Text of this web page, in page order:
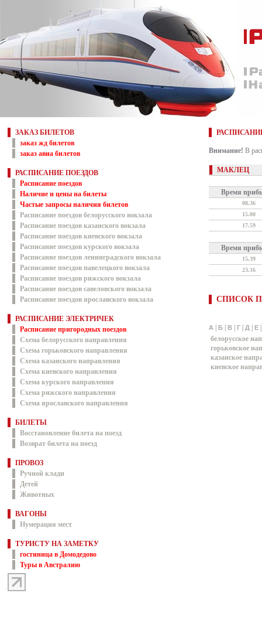
ЗАКАЗ БИЛЕТОВ
заказ жд билетов
заказ авиа билетов
РАСПИСАНИЕ ПОЕЗДОВ
Расписание поездов
Наличие и цены на билеты
Частые запросы наличия билетов
Расписание поездов белорусского вокзала
Расписание поездов казанского вокзала
Расписание поездов киевского вокзала
Расписание поездов курского вокзала
Расписание поездов ленинградского вокзала
Расписание поездов павелецкого вокзала
Расписание поездов рижского вокзала
Расписание поездов савеловского вокзала
Расписание поездов ярославского вокзала
РАСПИСАНИЕ ЭЛЕКТРИЧЕК
Расписание пригородных поездов
Схема белорусского направления
Схема горьковского направления
Схема казанского направления
Схема киевского направления
Схема курского направления
Схема рижского направления
Схема ярославского направления
БИЛЕТЫ
Восстановление билета на поезд
Возврат билета на поезд
ПРОВОЗ
Ручной клади
Детей
Животных
ВАГОНЫ
Нумерация мест
ТУРИСТУ НА ЗАМЕТКУ
гостиница в Домодедово
Туры в Австралию
Внимание! В
МАКЛЕЦ
Время
08.36
15.00
17.59
Время
15.39
23.16
СПИСОК
А Б В Г Д Е
белорусское
горьковское
казанское
киевское